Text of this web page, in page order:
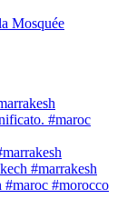
Mosquée